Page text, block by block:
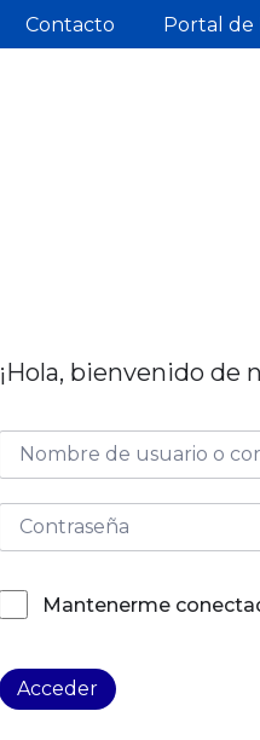
Contacto Portal de
¡Hola, bienvenido de
Mantenerme
Acceder